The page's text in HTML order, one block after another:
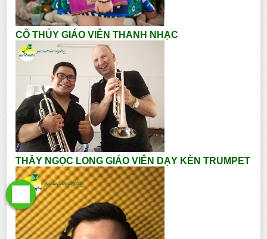
CÔ THỦY GIÁO VIÊN THANH NHẠC
THẦY NGỌC LONG GIÁO VIÊN DẠY KÈN TRUMPET